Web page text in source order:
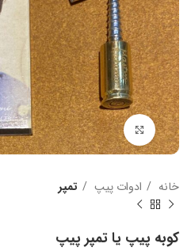
بزرگنمایی تصویر
خانه ادوات پیپ تمپر
کوبه پیپ یا تمپر پیپ